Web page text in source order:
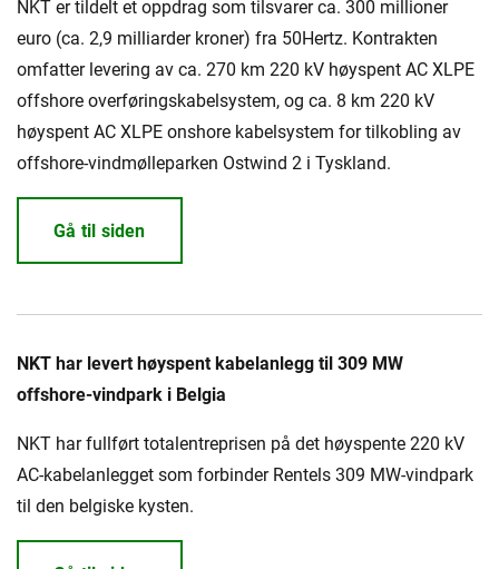
NKT er tildelt et oppdrag som tilsvarer ca. 300 millioner
euro (ca. 2,9 milliarder kroner) fra 50Hertz. Kontrakten
omfatter levering av ca. 270 km 220 kV høyspent AC XLPE
offshore overføringskabelsystem, og ca. 8 km 220 kV
høyspent AC XLPE onshore kabelsystem for tilkobling av
offshore-vindmølleparken Ostwind 2 i Tyskland.
Gå til siden
NKT har levert høyspent kabelanlegg til 309 MW
offshore-vindpark i Belgia
NKT har fullført totalentreprisen på det høyspente 220 kV
AC-kabelanlegget som forbinder Rentels 309 MW-vindpark
til den belgiske kysten.